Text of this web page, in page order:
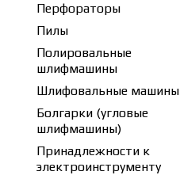
Перфораторы
Пилы
Полировальные
шлифмашины
Шлифовальные машины
Болгарки (угловые
шлифмашины)
Принадлежности к
электроинструменту